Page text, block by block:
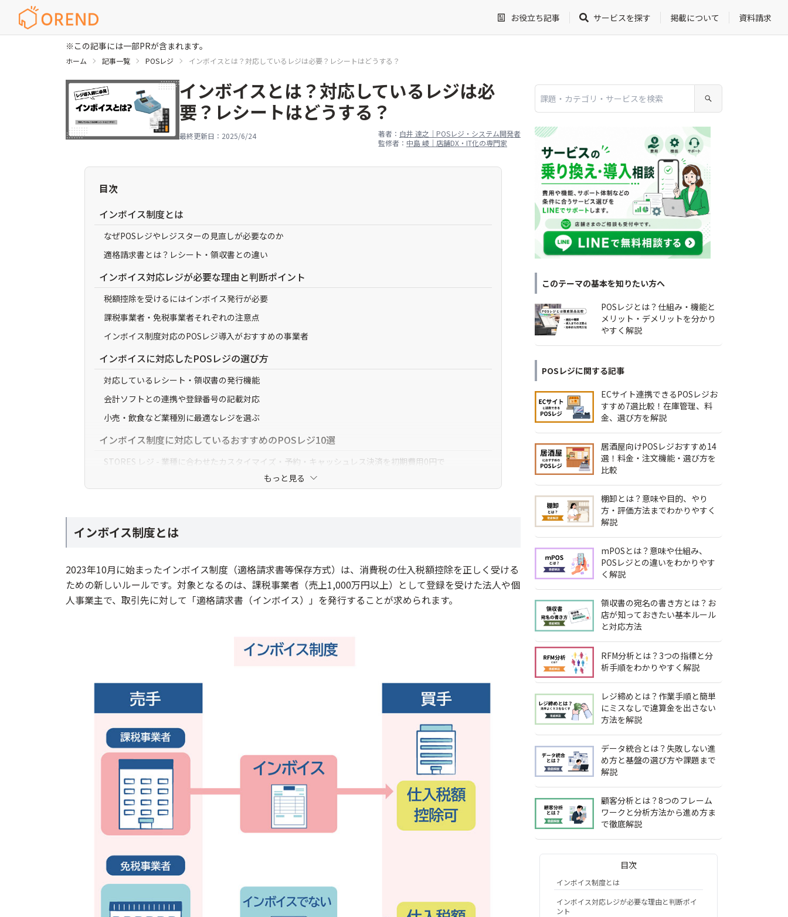
お役立ち記事 サービスを探す 掲載について 資料請求
※この記事には一部PRが含まれます。
ホーム 記事一覧 POSレジ インボイスとは？対応しているレジは必要？レシートはどうする？
インボイスとは？対応しているレジは必
要？レシートはどうする？
最終更新日： 2025/6/24 著者： 白井 達之｜POSレジ・システム開発者
監修者： 中島 崚｜店舗DX・IT化の専門家
目次
インボイス制度とは
なぜPOSレジやレジスターの見直しが必要なのか
適格請求書とは？レシート・領収書との違い
インボイス対応レジが必要な理由と判断ポイント
税額控除を受けるにはインボイス発行が必要
課税事業者・免税事業者それぞれの注意点
インボイス制度対応のPOSレジ導入がおすすめの事業者
インボイスに対応したPOSレジの選び方
対応しているレシート・領収書の発行機能
会計ソフトとの連携や登録番号の記載対応
小売・飲食など業種別に最適なレジを選ぶ
インボイス制度に対応しているおすすめのPOSレジ10選
STORES レジ - 業種に合わせたカスタイマイズ・予約・キャッシュレス決済を初期費用0円で
かんたんレジ - コスパNo.1/飲食店特化のPOSレジ/デリバリー連携
パワクラ - 小売・アパレル向けPOS/店舗・EC・倉庫の在庫リアルタイム連携
Air レジ - 0円から簡単に使えるレジアプリ
スマレジ - 初期/月額0円/30日無料/レジ機能から店舗管理までこなすクラウドPOSレジ
レジ導入・買い替えにかかるコストの目安
補助金申請時に注意すべきポイント
インボイス対応POSレジの導入事例と失敗しないポイント
小規模事業者の導入事例に学ぶ
よくある失敗例とその回避策
よくある質問（こんなときどうすれば？）
今使っているレジでもインボイス対応できる？
レシートや領収書に何を追加すればインボイス対応になる？
インボイス登録していない取引先の領収書は経費にできない？
軽減税率の商品を扱っているけど、何か特別な対応が必要？
どのレジを選べば補助金の対象になる？
もっと見る
インボイス制度とは
2023年10月に始まったインボイス制度（適格請求書等保存方式）は、消費税の仕入税額控除を正しく受ける
ための新しいルールです。対象となるのは、課税事業者（売上1,000万円以上）として登録を受けた法人や個
人事業主で、取引先に対して「適格請求書（インボイス）」を発行することが求められます。
このテーマの基本を知りたい方へ
POSレジとは？仕組み・機能と
メリット・デメリットを分かり
やすく解説
POSレジに関する記事
ECサイト連携できるPOSレジお
すすめ7選比較！在庫管理、料
金、選び方を解説
居酒屋向けPOSレジおすすめ14
選！料金・注文機能・選び方を
比較
棚卸とは？意味や目的、やり
方・評価方法までわかりやすく
解説
mPOSとは？意味や仕組み、
POSレジとの違いをわかりやす
く解説
領収書の宛名の書き方とは？お
店が知っておきたい基本ルール
と対応方法
RFM分析とは？3つの指標と分
析手順をわかりやすく解説
レジ締めとは？作業手順と簡単
にミスなしで違算金を出さない
方法を解説
データ統合とは？失敗しない進
め方と基盤の選び方や課題まで
解説
顧客分析とは？8つのフレーム
ワークと分析方法から進め方ま
で徹底解説
目次
インボイス制度とは
インボイス対応レジが必要な理由と判断ポイ
ント